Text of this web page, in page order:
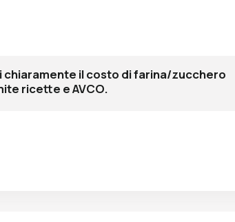
chiaramente il costo di farina/zucchero
ricette e AVCO.